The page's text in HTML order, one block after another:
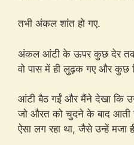
तभी अंकल शांत हो गए.
अंकल आंटी के ऊपर कुछ देर तक
वो पास में ही लुढ़क गए और
आंटी बैठ गईं और मैंने देखा कि
जो औरत को चुदने के बाद आती
ऐसा लग रहा था, जैसे उन्हें मजा